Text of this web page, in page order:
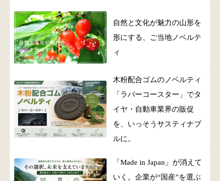
自然と文化が魅力の山形を
形にする、ご当地ノベルテ
ィ
木粉配合ゴムのノベルティ
「ラバーコースター」でタ
イヤ・自動車業界の販促
を、いっそうサスティナブ
ルに。
「Made in Japan」が消えて
いく。企業が“国産”を選ぶ